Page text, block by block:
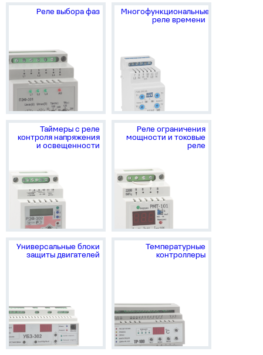
Реле выбора фаз
Многофункциональные
реле времени
Таймеры с реле
контроля напряжения
и освещенности
Реле ограничения
мощности и токовые
реле
Универсальные блоки
защиты двигателей
Температурные
контроллеры